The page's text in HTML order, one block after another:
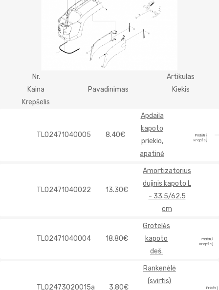
Nr.
Artikulas
Kaina
Pavadinimas
Kiekis
Krepšelis
TL02471040005 8.40€
Apdaila
kapoto
priekio,
apatinė
Pridėti į
krepšelį
TL02471040022 13.30€
Amortizatorius
dujinis kapoto L
- 33.5/62.5
cm
TL02471040004 18.80€
Grotelės
kapoto
deš.
Pridėti į
krepšelį
TL02473020015a 3.80€
Rankenėlė
(svirtis)
Pridėti į